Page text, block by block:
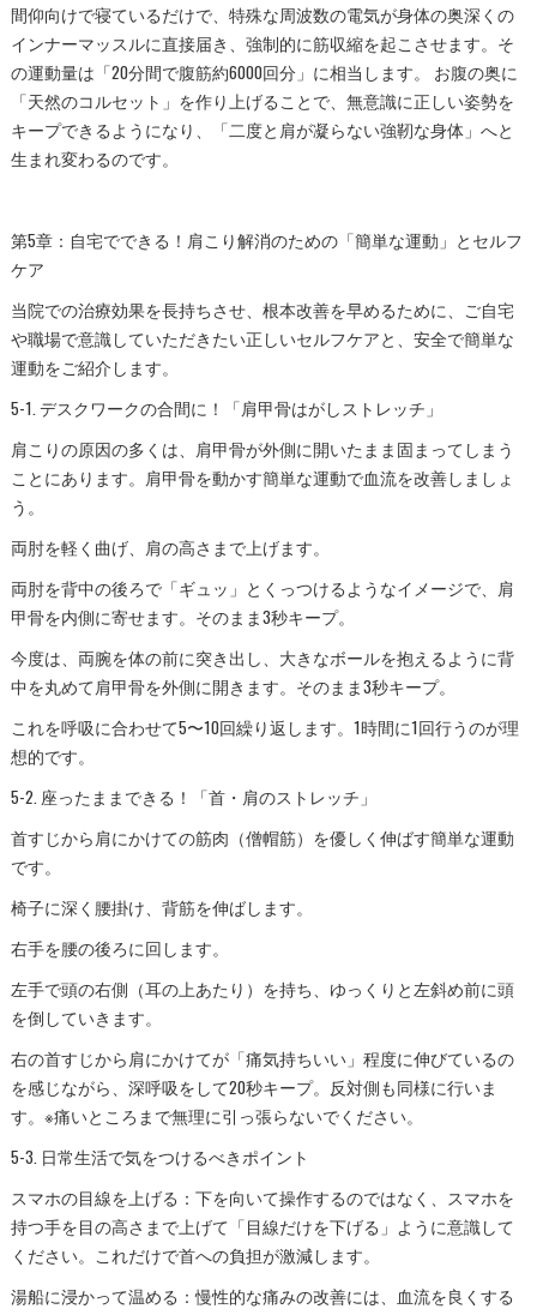
間仰向けで寝ているだけで、特殊な周波数の電気が身体の奥深くの
インナーマッスルに直接届き、強制的に筋収縮を起こさせます。そ
の運動量は「20分間で腹筋約6000回分」に相当します。 お腹の奥に
「天然のコルセット」を作り上げることで、無意識に正しい姿勢を
キープできるようになり、「二度と肩が凝らない強靭な身体」へと
生まれ変わるのです。
第5章：自宅でできる！肩こり解消のための「簡単な運動」とセルフ
ケア
当院での治療効果を長持ちさせ、根本改善を早めるために、ご自宅
や職場で意識していただきたい正しいセルフケアと、安全で簡単な
運動をご紹介します。
5-1. デスクワークの合間に！「肩甲骨はがしストレッチ」
肩こりの原因の多くは、肩甲骨が外側に開いたまま固まってしまう
ことにあります。肩甲骨を動かす簡単な運動で血流を改善しましょ
う。
両肘を軽く曲げ、肩の高さまで上げます。
両肘を背中の後ろで「ギュッ」とくっつけるようなイメージで、肩
甲骨を内側に寄せます。そのまま3秒キープ。
今度は、両腕を体の前に突き出し、大きなボールを抱えるように背
中を丸めて肩甲骨を外側に開きます。そのまま3秒キープ。
これを呼吸に合わせて5〜10回繰り返します。1時間に1回行うのが理
想的です。
5-2. 座ったままできる！「首・肩のストレッチ」
首すじから肩にかけての筋肉（僧帽筋）を優しく伸ばす簡単な運動
です。
椅子に深く腰掛け、背筋を伸ばします。
右手を腰の後ろに回します。
左手で頭の右側（耳の上あたり）を持ち、ゆっくりと左斜め前に頭
を倒していきます。
右の首すじから肩にかけてが「痛気持ちいい」程度に伸びているの
を感じながら、深呼吸をして20秒キープ。反対側も同様に行いま
す。※痛いところまで無理に引っ張らないでください。
5-3. 日常生活で気をつけるべきポイント
スマホの目線を上げる：下を向いて操作するのではなく、スマホを
持つ手を目の高さまで上げて「目線だけを下げる」ように意識して
ください。これだけで首への負担が激減します。
湯船に浸かって温める：慢性的な痛みの改善には、血流を良くする